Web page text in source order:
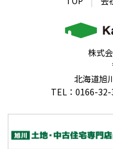
株式
北海道旭
TEL：0166-